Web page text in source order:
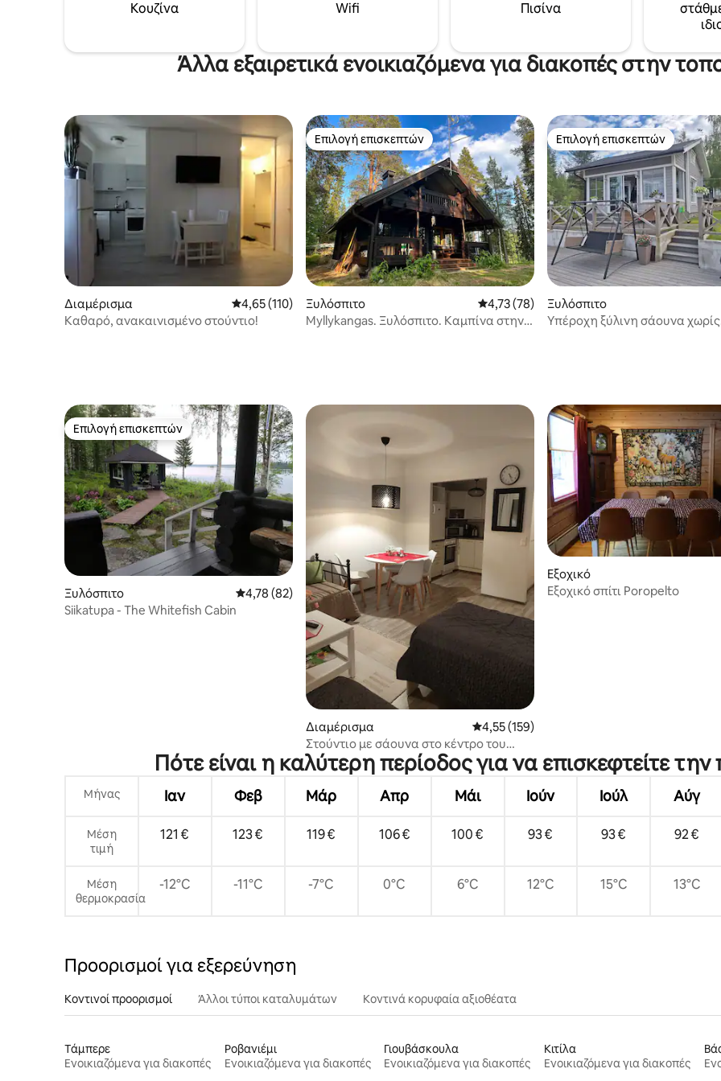
Κουζίνα Wifi Πισίνα
Άλλα εξαιρετικά ενοικιαζόμενα για διακοπές στην
Διαμέρισμα Μέση βαθμολογία: 4,65 στα 5, 110 κριτικές
4,65 (110)
Καθαρό, ανακαινισμένο στούντιο!
Επιλογή επισκεπτών
Επιλογή επισκεπτών
Ξυλόσπιτο Μέση βαθμολογία: 4,73 στα 5, 78 κριτικές
4,73 (78)
Myllykangas. Ξυλόσπιτο. Καμπίνα στην
Επιλογή επισκεπτών
Επιλογή επισκεπτών
Ξυλόσπιτο
Υπέροχη ξύλινη σάουνα χωρίς
Επιλογή επισκεπτών
Επιλογή επισκεπτών
Ξυλόσπιτο Μέση βαθμολογία: 4,78 στα 5, 82 κριτικές
4,78 (82)
Siikatupa - The Whitefish Cabin
Διαμέρισμα Μέση βαθμολογία: 4,55 στα 5, 159 κριτικές
4,55 (159)
Στούντιο με σάουνα στο κέντρο του
οικισμού του Φουνομσάλμι
Εξοχικό
Εξοχικό σπίτι Poropelto
Πότε είναι η καλύτερη περίοδος για να επισκεφτείτε
Μήνας Ιαν Φεβ Μάρ Απρ Μάι Ιούν Ιούλ Αύγ
Μέση
τιμή
121 € 123 € 119 € 106 € 100 € 93 € 93 € 92 €
Μέση
θερμοκρασία
-12°C -11°C -7°C 0°C 6°C 12°C 15°C 13°C
Προορισμοί για εξερεύνηση
Κοντινοί προορισμοί Άλλοι τύποι καταλυμάτων Κοντινά κορυφαία αξιοθέατα
Τάμπερε
Ενοικιαζόμενα για διακοπές
Ροβανιέμι
Ενοικιαζόμενα για διακοπές
Γιουβάσκουλα
Ενοικιαζόμενα για διακοπές
Κιτίλα
Ενοικιαζόμενα για διακοπές